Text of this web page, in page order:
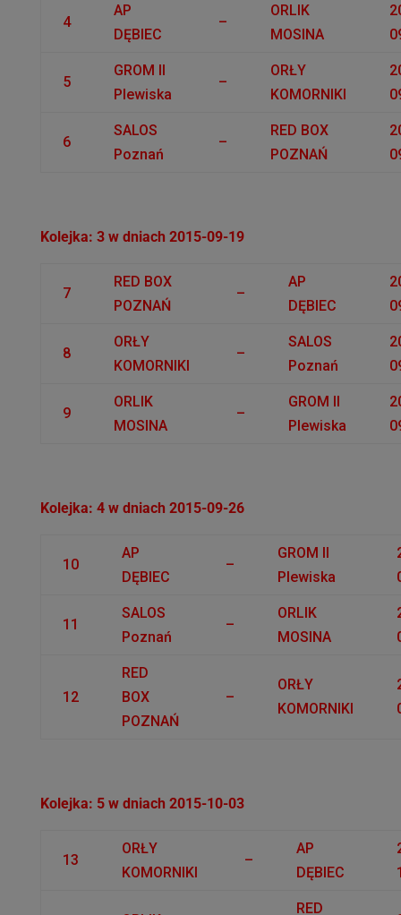
4
AP
DĘBIEC
–
ORLIK
MOSINA
5
GROM II
Plewiska
–
ORŁY
KOMORNIKI
6
SALOS
Poznań
–
RED BOX
POZNAŃ
Kolejka: 3 w dniach 2015-09-19
7
RED BOX
POZNAŃ
–
AP
DĘBIEC
8
ORŁY
KOMORNIKI
–
SALOS
Poznań
9
ORLIK
MOSINA
–
GROM II
Plewiska
Kolejka: 4 w dniach 2015-09-26
10
AP
DĘBIEC
–
GROM II
Plewiska
11
SALOS
Poznań
–
ORLIK
MOSINA
12
RED
BOX
POZNAŃ
–
ORŁY
KOMORNIKI
Kolejka: 5 w dniach 2015-10-03
13
ORŁY
KOMORNIKI
–
AP
DĘBIEC
RED